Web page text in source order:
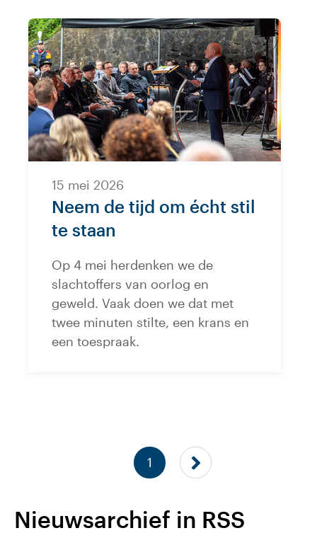
Neem de tijd om écht stil
te staan
15 mei 2026
Op 4 mei herdenken we de
slachtoffers van oorlog en
geweld. Vaak doen we dat met
twee minuten stilte, een krans en
een toespraak.
1
Nieuwsarchief in RSS